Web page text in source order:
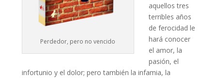
Perdedor, pero no vencido
aquellos tres
terribles años
de ferocidad le
hará conocer
el amor, la
pasión, el
infortunio y el dolor; pero también la infamia, la